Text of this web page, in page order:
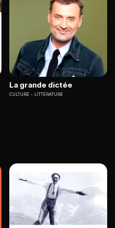
La grande dictée
CULTURE LITTÉRATURE